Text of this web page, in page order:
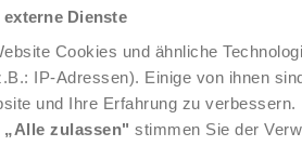
Dienste
Cookies und ähnliche
IP-Adressen). Einige von ihnen
und Ihre Erfahrung zu verbessern.
„Alle zulassen" stimmen Sie der
Neben dem
für die
bei